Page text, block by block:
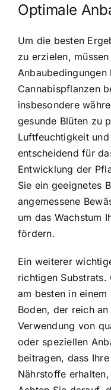
Optimale
Um die besten
zu erzielen,
Cannabispflanzen
insbesondere
gesunde Blüten zu
Luftfeuchtigkeit
entscheidend für
Entwicklung der
Sie ein geeignetes
angemessene
um das Wachstum
fördern.
Ein weiterer
richtigen Substrats.
am besten in
Boden, der reich
Verwendung von
oder speziellen
beitragen, dass
Nährstoffe